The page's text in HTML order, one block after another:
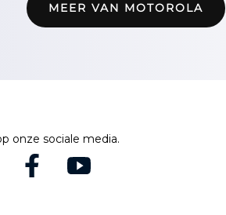
onze sociale media.